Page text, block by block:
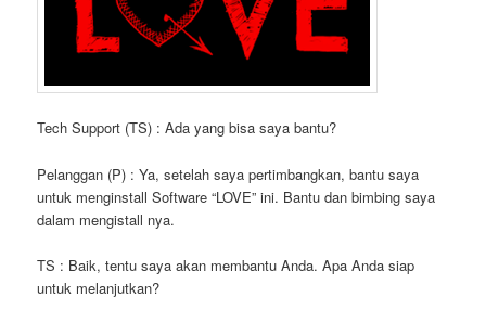
Tech Support (TS) : Ada yang bisa saya bantu?
Pelanggan (P) : Ya, setelah saya pertimbangkan, bantu saya
untuk menginstall Software “LOVE” ini. Bantu dan bimbing saya
dalam mengistall nya.
TS : Baik, tentu saya akan membantu Anda. Apa Anda siap
untuk melanjutkan?